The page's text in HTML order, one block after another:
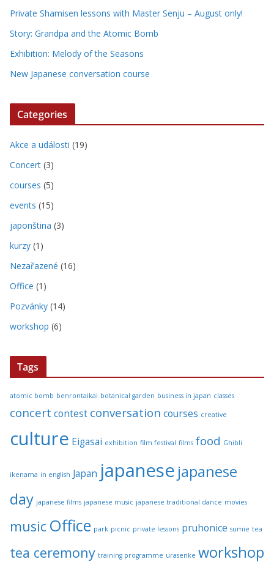
Private Shamisen lessons with Master Senju – August only!
Story: Grandpa and the Atomic Bomb
Exhibition: Melody of the Seasons
New Japanese conversation course
Categories
Akce a události (19)
Concert (3)
courses (5)
events (15)
japonština (3)
kurzy (1)
Nezařazené (16)
Office (1)
Pozvánky (14)
workshop (6)
Tags
atomic bomb benrontaikai botanical garden business in japan classes
concert contest conversation courses creative
culture Eigasai exhibition film festival films food Ghibli
ikenama in english Japan japanese japanese
day japanese films japanese music japanese traditional dance movies
music Office park picnic private lessons pruhonice sumie tea
tea ceremony training programme urasenke workshop